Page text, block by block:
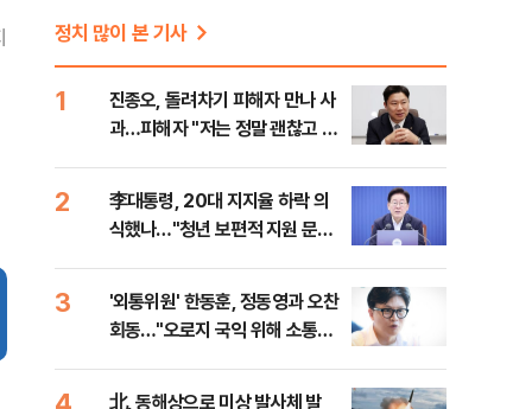
정치 많이 본 기사
1
진종오, 돌려차기 피해자 만나 사
과…피해자 "저는 정말 괜찮고 징
2
李대통령, 20대 지지율 하락 의
식했나…"청년 보편적 지원 문턱
3
'외통위원' 한동훈, 정동영과 오찬
회동…"오로지 국익 위해 소통할
北, 동해상으로 미상 발사체 발